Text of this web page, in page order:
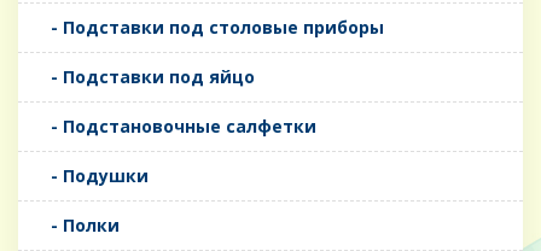
- Подставки под столовые приборы
- Подставки под яйцо
- Подстановочные салфетки
- Подушки
- Полки